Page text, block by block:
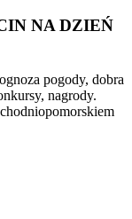
NA DZIEŃ
pogody, dobra
nagrody.